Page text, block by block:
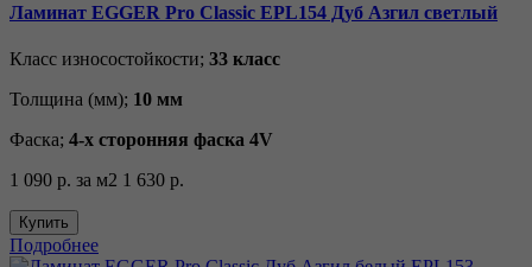
Ламинат EGGER Pro Classic EPL154 Дуб Азгил светлый
Класс износостойкости; 33 класс
Толщина (мм); 10 мм
Фаска; 4-х сторонняя фаска 4V
1 090 р. за м2 1 630 р.
Купить
Подробнее